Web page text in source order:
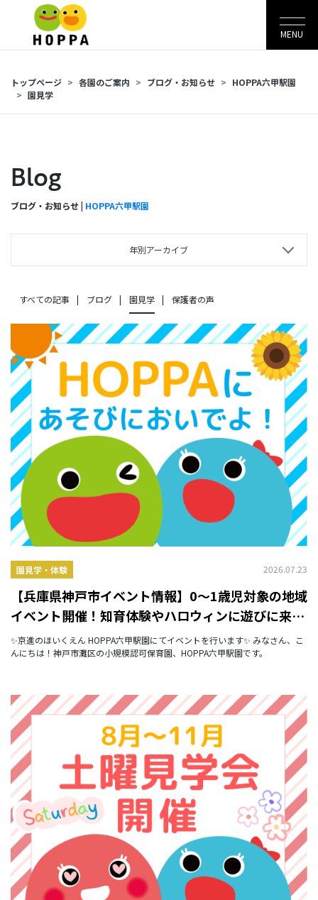
MENU
トップページ 各園のご案内 ブログ・お知らせ
HOPPA六甲駅園
園見学
Blog
ブログ・お知らせ | HOPPA六甲駅園
年別アーカイブ
すべての記事 ブログ 園見学 保護者の声
園見学・体験 2026.07.23
【兵庫県神戸市イベント情報】0〜1歳児対象の地域
イベント開催！知育体験やハロウィンに遊びに来ま
せんか？【HOPPA六甲駅園】
✨京進のほいくえん HOPPA六甲駅園にてイベントを行います✨ みなさん、こ
んにちは！神戸市灘区の小規模認可保育園、HOPPA六甲駅園です。